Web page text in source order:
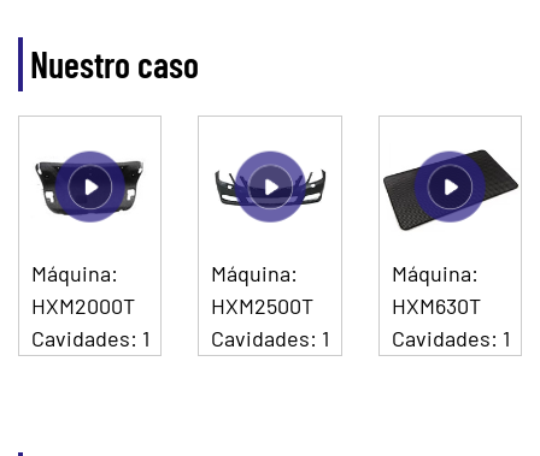
Nuestro caso
Máquina:
HXM2000T
Cavidades: 1
Máquina:
HXM2500T
Cavidades: 1
Máquina:
HXM630T
Cavidades: 1